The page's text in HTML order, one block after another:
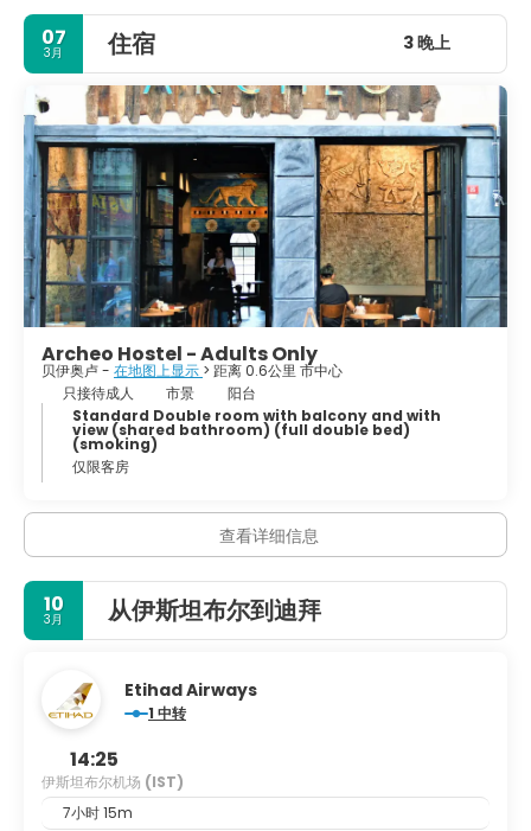
首都，而是土耳其的经济和文化强国 - 2010年作为欧洲文化城市
的角色以及联合国教科文组织世界遗产名录在其许多最重要的地标
上获奖，其中包括惊人的奥斯曼清真寺和拜占庭式的教堂和地下墓
穴，以及希腊化的寺庙和巨大的中世纪城墙的遗迹。但伊斯坦布尔
还有比拜占庭和奥斯曼传统更多的东西。快速增长的经济促成了蓬
勃发展的艺术和音乐场景，拥有众多新酒吧，俱乐部，私人艺术画
廊，餐厅和设计师时装店。
07
3月 住宿 3 晚上
Archeo Hostel - Adults Only
贝伊奥卢 - 在地图上显示 > 距离 0.6公里 市中心
只接待成人
市景
阳台
Standard Double room with balcony and with
view (shared bathroom) (full double bed)
(smoking)
仅限客房
查看详细信息
10
3月 从伊斯坦布尔到迪拜
Etihad Airways
1 中转
14:25
伊斯坦布尔机场 (IST)
7小时 15m